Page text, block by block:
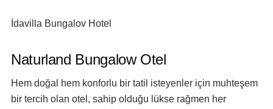
İdavilla Bungalov Hotel
Naturland Bungalow Otel
Hem doğal hem konforlu bir tatil isteyenler için muhteşem
bir tercih olan otel, sahip olduğu lükse rağmen her